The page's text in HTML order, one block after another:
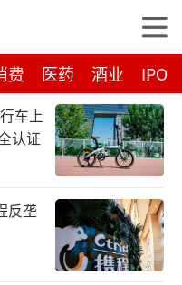
费 医药 酒业 IPO
车上
认证
反垄